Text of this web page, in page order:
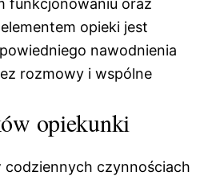
funkcjonowaniu oraz
opieki jest
nawodnienia
rozmowy i wspólne
opiekunki
codziennych czynnościach